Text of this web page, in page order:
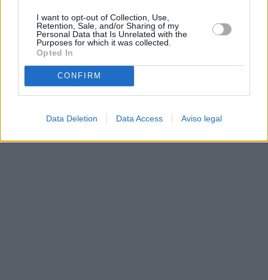
I want to opt-out of Collection, Use,
Retention, Sale, and/or Sharing of my
Personal Data that Is Unrelated with the
Purposes for which it was collected.
Opted In
CONFIRM
Data Deletion Data Access Aviso legal